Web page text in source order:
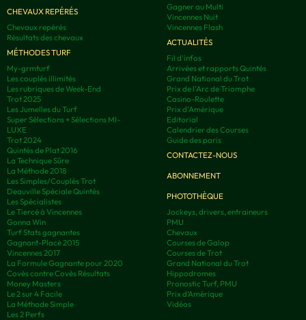
CHEVAUX REPÉRÉS
Chevaux repérés
Résultats des chevaux
MÉTHODES TURF
My-grmturf
Les couplés illimités
Les rubriques de Week-End
Trot 2025
Les Jumelles du Turf
Super Sélections + Sélections MI-
LUXE
Trot 2024
Quintés de Plat 2016
La Technique Sûre
La Méthode 2018
Les Simples/Couplés Trot
Deauville Spéciale Quintés
Les Spécialistes
Le Tiercé à Vincennes
Gonna Win
Turf Stats gagnantes
Gagnant-Placé 2015
Vincennes 2017
La Formule Gagnante pour 2020
Covès contre Covès Résultats
Money Masters
Le 2 sur 4 Facile
La Méthode Simple
Les 2 Perfs
Gagner au Multi
Vincennes Nuit
Vincennes Flash
ACTUALITÉS
Fil d'infos
Arrivées et rapports Quintés
Grand National du Trot
Prix de l'Arc de Triomphe
Casino-Roulette
Prix d'Amérique
Editorial
Calendrier des Courses
Guide des paris
CONTACTEZ-NOUS
ABONNEMENT
PHOTOTHÈQUE
Jockeys, drivers, entraineurs
PMU
Chevaux
Courses de Galop
Courses de Trot
Grand National du Trot
Hippodromes
Pronostic Turf, PMU
Prix d’Amérique
Vidéos